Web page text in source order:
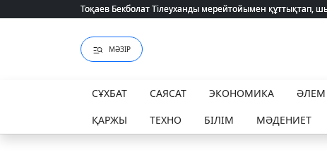
Тоқаев Бекболат Тілеуханды мерейтойымен құттықтап,
Тоқаев Бекболат Тілеуханды мерейтойымен құттықтап,
МӘЗІР
СҰХБАТ САЯСАТ ЭКОНОМИКА ӘЛЕМ
ҚАРЖЫ
ТЕХНО БІЛІМ МӘДЕНИЕТ